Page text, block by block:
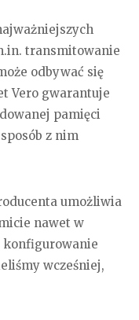
transmitowanie
odbywać się
Vero gwarantuje
pamięci
z nim
umożliwia
nawet w
konfigurowanie
wcześniej,